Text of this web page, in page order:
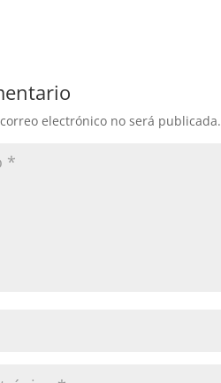
electrónico no será publicada.